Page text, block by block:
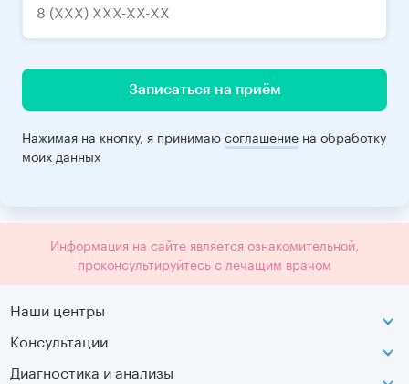
Записаться на приём
Нажимая на кнопку, я принимаюсоглашение на обработку
моих данных
Информация на сайте является ознакомительной,
проконсультируйтесь с лечащим врачом
Наши центры
Петроградская
Лаборатория движения
Консультации
Диагностика и анализы